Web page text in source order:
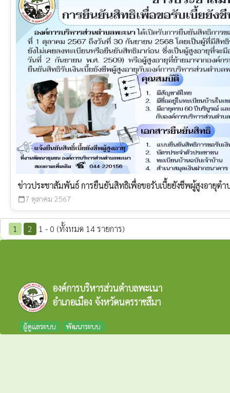
ข่าวประชาสัมพันธ์ การยืนยันสิทธิเพื่อขอรับเบี้ยยังชีพผู้สูงอายุตำ
calendar_today7 ตุลาคม 2567
1 2 1 - 0 (ทั้งหมด 14 รายการ)
องค์การบริหารส่วนตำบลพะเนา
อำเภอเมือง จังหวัดนครราชสีมา
ผู้ดูแลระบบ พัฒนาระบบ